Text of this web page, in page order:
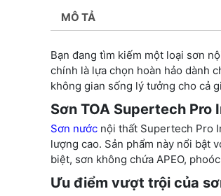
MÔ TẢ
Bạn đang tìm kiếm một loại sơn
chính là lựa chọn hoàn hảo dành
không gian sống lý tưởng cho cả
Sơn TOA Supertech Pro
Sơn nước nội thất Supertech Pro
lượng cao. Sản phẩm này nổi bật
biệt, sơn không chứa APEO,
Ưu điểm vượt trội của